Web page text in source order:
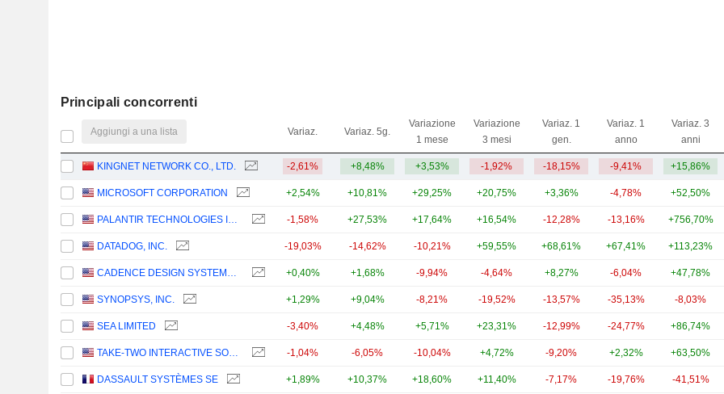
Principali concorrenti
Aggiungi a una lista Variaz. Variaz. 5g.
Variazione
1 mese
Variazione
3 mesi
Variaz. 1
gen.
Variaz. 1
anno
Variaz. 3
anni
KINGNET NETWORK CO., LTD. -2,61% +8,48% +3,53% -1,92% -18,15% -9,41% +15,86%
MICROSOFT CORPORATION +2,54% +10,81% +29,25% +20,75% +3,36% -4,78% +52,50%
PALANTIR TECHNOLOGIES INC. -1,58% +27,53% +17,64% +16,54% -12,28% -13,16% +756,70%
DATADOG, INC. -19,03% -14,62% -10,21% +59,55% +68,61% +67,41% +113,23%
CADENCE DESIGN SYSTEMS, INC. +0,40% +1,68% -9,94% -4,64% +8,27% -6,04% +47,78%
SYNOPSYS, INC. +1,29% +9,04% -8,21% -19,52% -13,57% -35,13% -8,03%
SEA LIMITED -3,40% +4,48% +5,71% +23,31% -12,99% -24,77% +86,74%
TAKE-TWO INTERACTIVE SOFTWARE, INC. -1,04% -6,05% -10,04% +4,72% -9,20% +2,32% +63,50%
DASSAULT SYSTÈMES SE +1,89% +10,37% +18,60% +11,40% -7,17% -19,76% -41,51%